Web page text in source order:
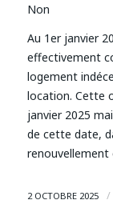
Non
Au 1er janvier
effectivement
logement
location. Cette
janvier 2025
de cette date,
renouvellement
2 OCTOBRE 2025 /